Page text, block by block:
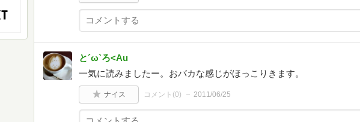
と´ω`ろ<Au
一気に読みましたー。おバカな感じがほっこりきます。
ナイス コメント(0) 2011/06/25